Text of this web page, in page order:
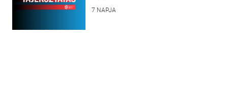
7 NAPJA